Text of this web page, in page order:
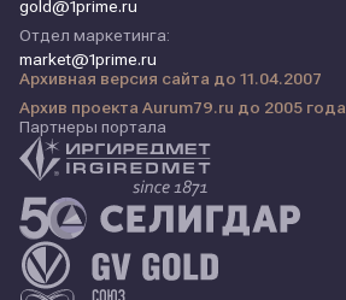
gold@1prime.ru
Отдел маркетинга:
market@1prime.ru
Архивная версия сайта до 11.04.2007
Архив проекта Aurum79.ru до 2005 года
Партнеры портала